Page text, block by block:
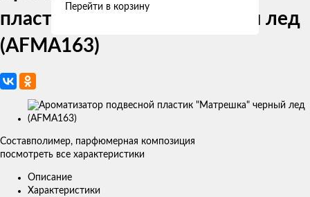
пластик "Матрешка" черный лед
(AFMA163)
Изображения
Составполимер, парфюмерная композиция
посмотреть все характеристики
Описание
Характеристики
Перейти в корзину